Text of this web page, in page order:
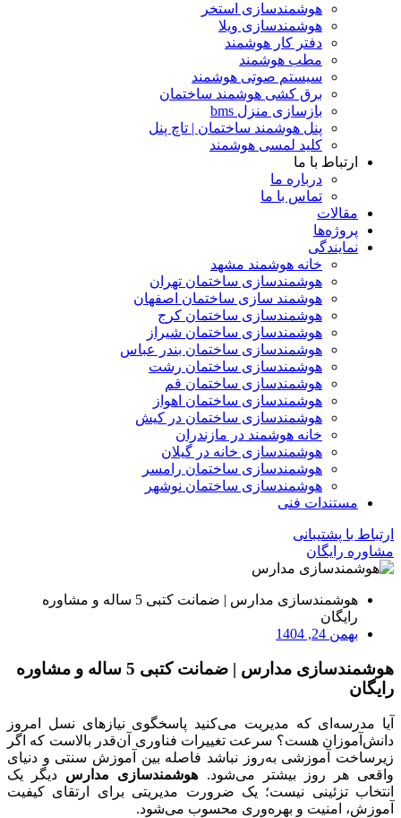
هوشمندسازی استخر
هوشمندسازی ویلا
دفتر کار هوشمند
مطب هوشمند
سیستم صوتی هوشمند
برق کشی هوشمند ساختمان
بازسازی منزل bms
پنل هوشمند ساختمان | تاچ پنل
کلید لمسی هوشمند
ارتباط با ما
درباره ما
تماس با ما
مقالات
پروژه‌ها
نمایندگی
خانه هوشمند مشهد
هوشمندسازی ساختمان تهران
هوشمند سازی ساختمان اصفهان
هوشمندسازی ساختمان کرج
هوشمندسازی ساختمان شیراز
هوشمندسازی ساختمان بندر عباس
هوشمندسازی ساختمان رشت
هوشمندسازی ساختمان قم
هوشمندسازی ساختمان اهواز
هوشمندسازی ساختمان در کیش
خانه هوشمند در مازندران
هوشمندسازی خانه در گیلان
هوشمندسازی ساختمان رامسر
هوشمندسازی ساختمان نوشهر
مستندات فنی
ارتباط با پشتیبانی
مشاوره رایگان
هوشمندسازی مدارس | ضمانت کتبی 5 ساله و مشاوره
رایگان
بهمن 24, 1404
هوشمندسازی مدارس | ضمانت کتبی 5 ساله و مشاوره
رایگان
آیا مدرسه‌ای که مدیریت می‌کنید پاسخگوی نیازهای نسل امروز
دانش‌آموزان هست؟ سرعت تغییرات فناوری آن‌قدر بالاست که اگر
زیرساخت آموزشی به‌روز نباشد فاصله بین آموزش سنتی و دنیای
واقعی هر روز بیشتر می‌شود. هوشمندسازی مدارس دیگر یک
انتخاب تزئینی نیست؛ یک ضرورت مدیریتی برای ارتقای کیفیت
آموزش، امنیت و بهره‌وری محسوب می‌شود.